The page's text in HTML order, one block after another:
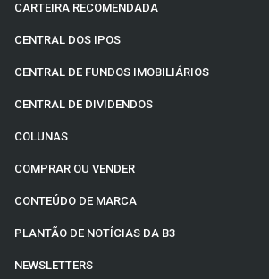
CARTEIRA RECOMENDADA
CENTRAL DOS IPOS
CENTRAL DE FUNDOS IMOBILIÁRIOS
CENTRAL DE DIVIDENDOS
COLUNAS
COMPRAR OU VENDER
CONTEÚDO DE MARCA
PLANTÃO DE NOTÍCIAS DA B3
NEWSLETTERS